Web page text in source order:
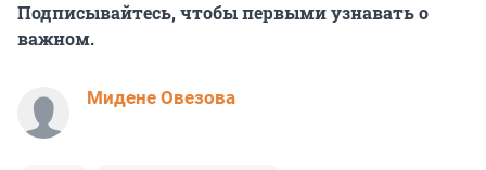
Подписывайтесь, чтобы первыми узнавать о
важном.
Мидене Овезова